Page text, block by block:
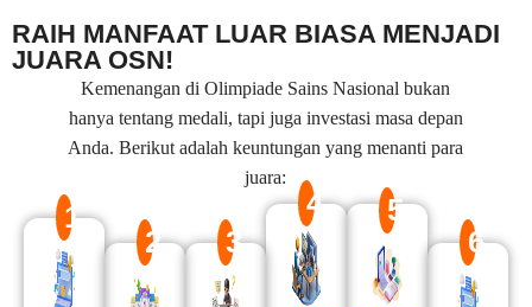
RAIH MANFAAT LUAR BIASA MENJADI
JUARA OSN!
Kemenangan di Olimpiade Sains Nasional bukan
hanya tentang medali, tapi juga investasi masa depan
Anda. Berikut adalah keuntungan yang menanti para
juara:
1
2 3
4 5
6